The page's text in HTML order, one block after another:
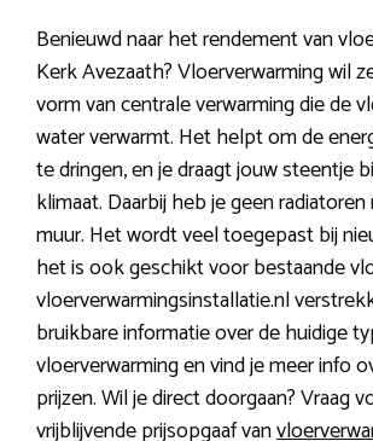
Benieuwd naar het rendement van
Kerk Avezaath? Vloerverwarming wil
vorm van centrale verwarming die de
water verwarmt. Het helpt om de
te dringen, en je draagt jouw steentje
klimaat. Daarbij heb je geen
muur. Het wordt veel toegepast bij
het is ook geschikt voor bestaande
vloerverwarmingsinstallatie.nl
bruikbare informatie over de huidige
vloerverwarming en vind je meer info
prijzen. Wil je direct doorgaan? Vraag
vrijblijvende prijsopgaaf van